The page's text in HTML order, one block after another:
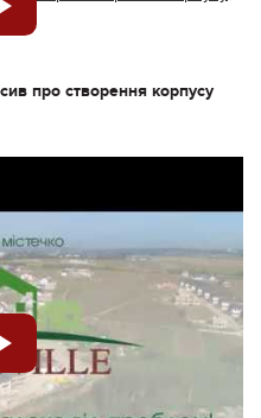
про створення корпусу